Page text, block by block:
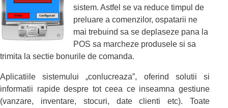
sistem. Astfel se va reduce timpul de
preluare a comenzilor, ospatarii ne
mai trebuind sa se deplaseze pana la
POS sa marcheze produsele si sa
trimita la sectie bonurile de comanda.
Aplicatiile sistemului „conlucreaza”, oferind solutii si
informatii rapide despre tot ceea ce inseamna gestiune
(vanzare, inventare, stocuri, date clienti etc). Toate